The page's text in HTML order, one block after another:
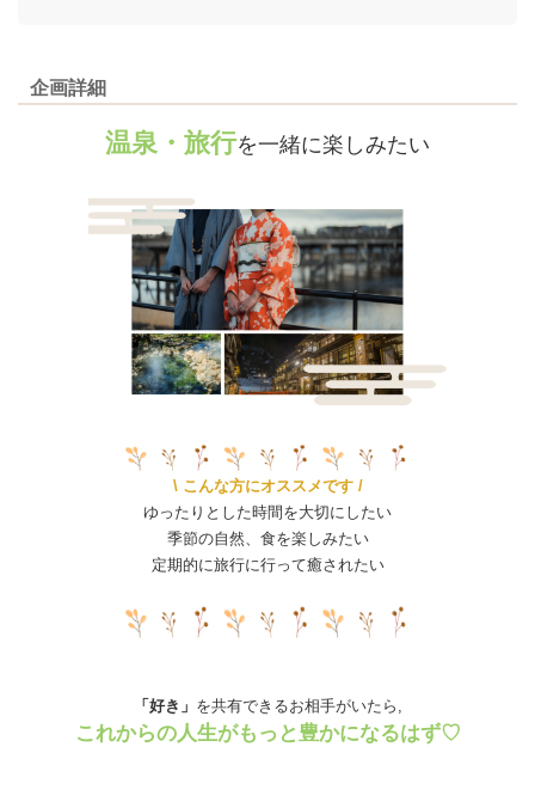
企画詳細
温泉・旅行を一緒に楽しみたい
\ こんな方にオススメです /
ゆったりとした時間を大切にしたい
季節の自然、食を楽しみたい
定期的に旅行に行って癒されたい
「好き」 を共有できるお相手がいたら,
これからの人生がもっと豊かになるはず♡